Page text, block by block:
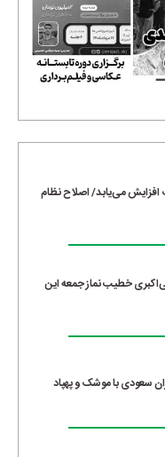
افزایش می‌یابد/ اصلاح نظام
خطیب نماز جمعه این
سعودی با موشک و پهپاد